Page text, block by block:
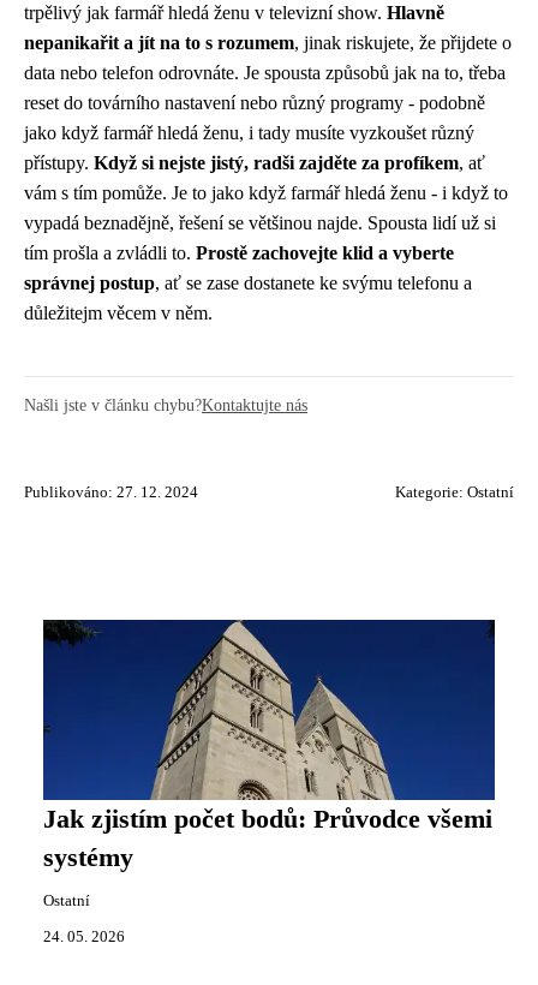
trpělivý jak farmář hledá ženu v televizní show. Hlavně
nepanikařit a jít na to s rozumem, jinak riskujete, že přijdete o
data nebo telefon odrovnáte. Je spousta způsobů jak na to, třeba
reset do továrního nastavení nebo různý programy - podobně
jako když farmář hledá ženu, i tady musíte vyzkoušet různý
přístupy. Když si nejste jistý, radši zajděte za profíkem, ať
vám s tím pomůže. Je to jako když farmář hledá ženu - i když to
vypadá beznadějně, řešení se většinou najde. Spousta lidí už si
tím prošla a zvládli to. Prostě zachovejte klid a vyberte
správnej postup, ať se zase dostanete ke svýmu telefonu a
důležitejm věcem v něm.
Našli jste v článku chybu?Kontaktujte nás
Publikováno: 27. 12. 2024 Kategorie: Ostatní
Jak zjistím počet bodů: Průvodce všemi
systémy
Ostatní
24. 05. 2026